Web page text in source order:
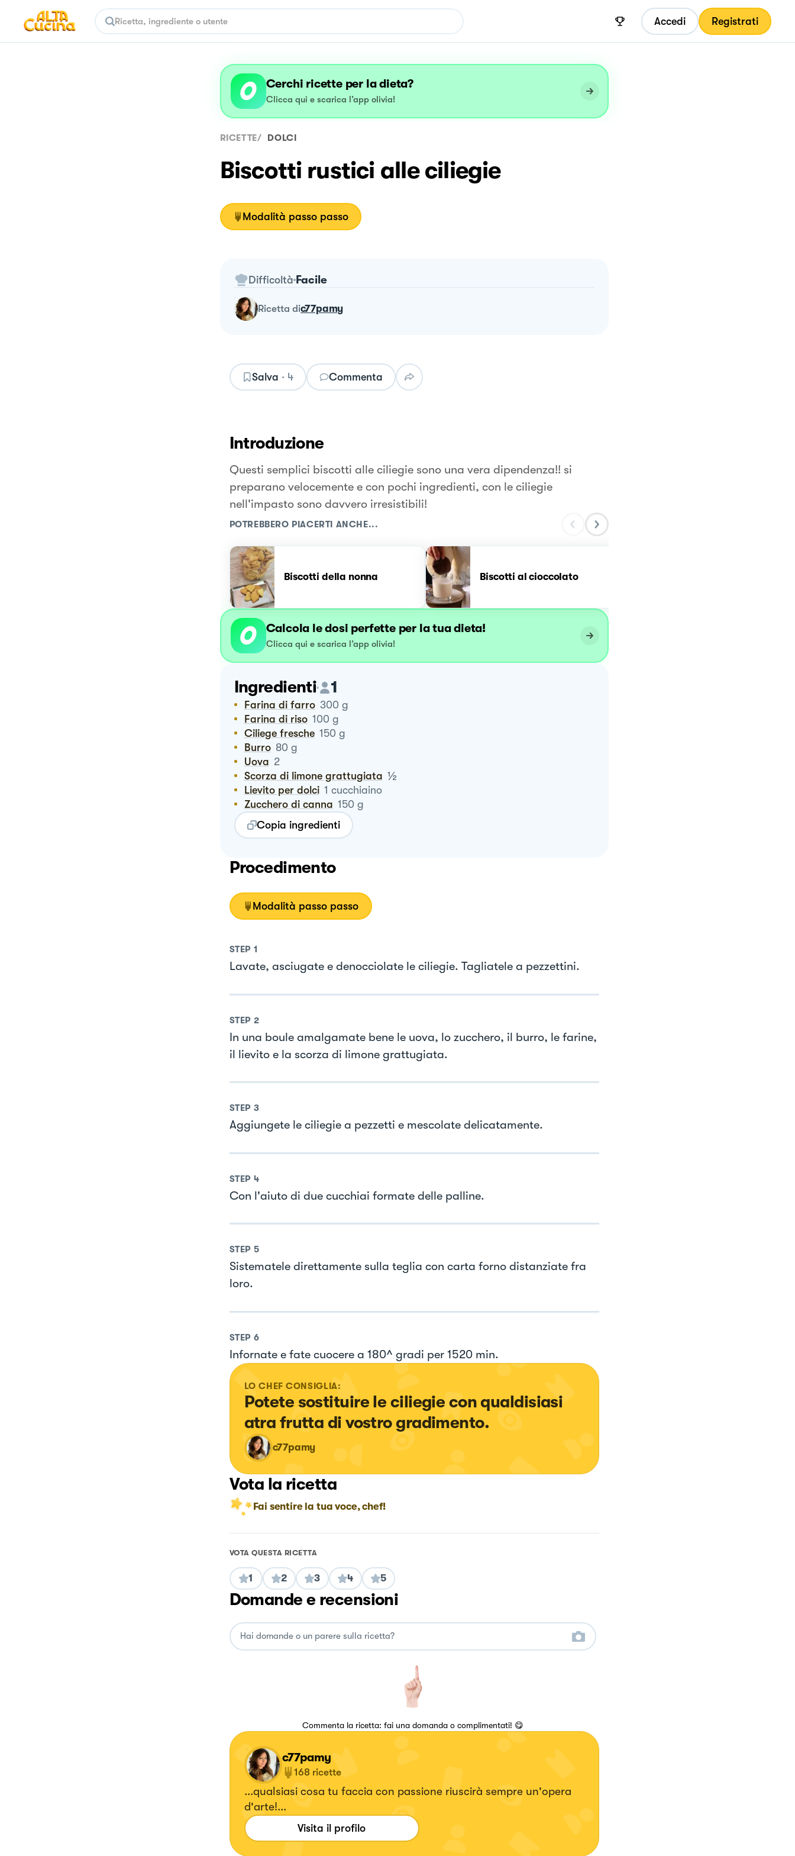
Accedi Registrati
Cerchi ricette per la dieta?
Clicca qui e scarica l’app olivia!
RICETTE/ DOLCI
Biscotti rustici alle ciliegie
Modalità passo passo
Difficoltà Facile
ricetta dic77pamy
Salva · 4 Commenta
Introduzione
Questi semplici biscotti alle ciliegie sono una vera dipendenza!! si
preparano velocemente e con pochi ingredienti, con le ciliegie
nell'impasto sono davvero irresistibili!
POTREBBERO PIACERTI ANCHE...
Biscotti della nonna Biscotti al cioccolato
Calcola le dosi perfette per la tua dieta!
Clicca qui e scarica l’app olivia!
Ingredienti 1
Farina di farro 300 g
Farina di riso 100 g
Ciliege fresche 150 g
Burro 80 g
Uova 2
Scorza di limone grattugiata ½
Lievito per dolci 1 cucchiaino
Zucchero di canna 150 g
Copia ingredienti
Procedimento
Modalità passo passo
STEP 1
Lavate, asciugate e denocciolate le ciliegie. Tagliatele a pezzettini.
STEP 2
In una boule amalgamate bene le uova, lo zucchero, il burro, le farine,
il lievito e la scorza di limone grattugiata.
STEP 3
Aggiungete le ciliegie a pezzetti e mescolate delicatamente.
STEP 4
Con l'aiuto di due cucchiai formate delle palline.
STEP 5
Sistematele direttamente sulla teglia con carta forno distanziate fra
loro.
STEP 6
Infornate e fate cuocere a 180^ gradi per 1520 min.
LO CHEF CONSIGLIA:
Potete sostituire le ciliegie con qualdisiasi
atra frutta di vostro gradimento.
c77pamy
Vota la ricetta
Fai sentire la tua voce, chef!
VOTA QUESTA RICETTA
1 2 3 4 5
Domande e recensioni
Commenta la ricetta: fai una domanda o complimentati! 😋
c77pamy
168 ricette
...qualsiasi cosa tu faccia con passione riuscirà sempre un'opera
d'arte!...
Visita il profilo